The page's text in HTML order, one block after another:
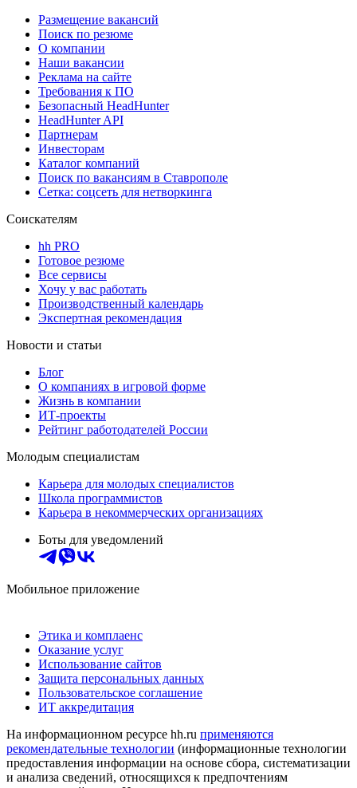
Размещение вакансий
Поиск по резюме
О компании
Наши вакансии
Реклама на сайте
Требования к ПО
Безопасный HeadHunter
HeadHunter API
Партнерам
Инвесторам
Каталог компаний
Поиск по вакансиям в Ставрополе
Сетка: соцсеть для нетворкинга
Соискателям
hh PRO
Готовое резюме
Все сервисы
Хочу у вас работать
Производственный календарь
Экспертная рекомендация
Новости и статьи
Блог
О компаниях в игровой форме
Жизнь в компании
ИТ-проекты
Рейтинг работодателей России
Молодым специалистам
Карьера для молодых специалистов
Школа программистов
Карьера в некоммерческих организациях
Боты для уведомлений
Мобильное приложение
Этика и комплаенс
Оказание услуг
Использование сайтов
Защита персональных данных
Пользовательское соглашение
ИТ аккредитация
На информационном ресурсе hh.ru применяются
рекомендательные технологии (информационные технологии
предоставления информации на основе сбора, систематизации
и анализа сведений, относящихся к предпочтениям